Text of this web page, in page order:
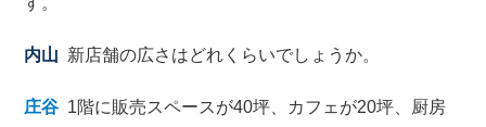
内山 新店舗の広さはどれくらいでしょうか。
庄谷 1階に販売スペースが40坪、カフェが20坪、厨房